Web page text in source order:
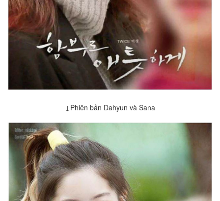
↓Phiên bản Dahyun và Sana